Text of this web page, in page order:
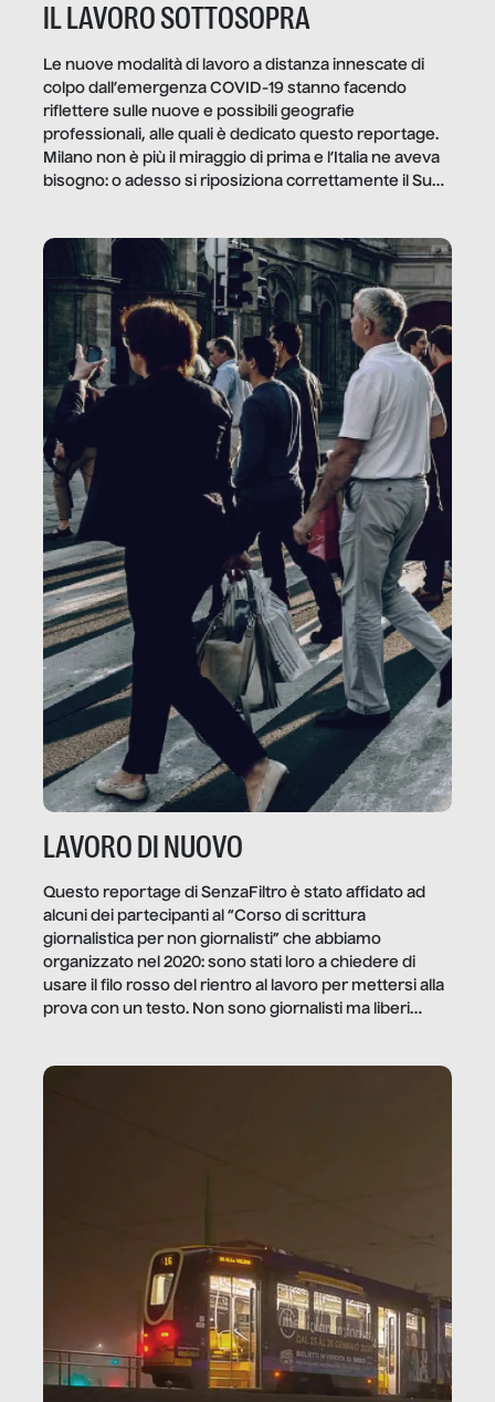
IL LAVORO SOTTOSOPRA
Le nuove modalità di lavoro a distanza innescate di
colpo dall’emergenza COVID-19 stanno facendo
riflettere sulle nuove e possibili geografie
professionali, alle quali è dedicato questo reportage.
Milano non è più il miraggio di prima e l’Italia ne aveva
bisogno: o adesso si riposiziona correttamente il Sud
LAVORO DI NUOVO
Questo reportage di SenzaFiltro è stato affidato ad
alcuni dei partecipanti al “Corso di scrittura
giornalistica per non giornalisti” che abbiamo
organizzato nel 2020: sono stati loro a chiedere di
usare il filo rosso del rientro al lavoro per mettersi alla
prova con un testo. Non sono giornalisti ma liberi